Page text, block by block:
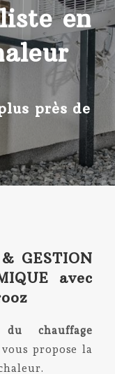
en
près de
GESTION
avec
du chauffage
propose la